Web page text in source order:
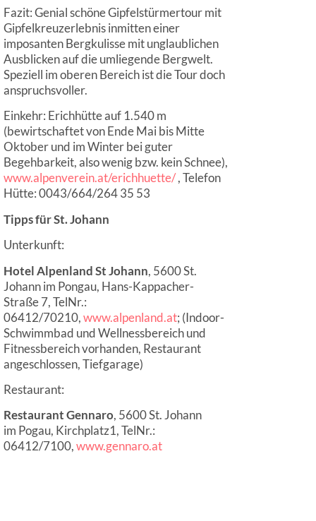
Fazit: Genial schöne Gipfelstürmertour mit
Gipfelkreuzerlebnis inmitten einer
imposanten Bergkulisse mit unglaublichen
Ausblicken auf die umliegende Bergwelt.
Speziell im oberen Bereich ist die Tour doch
anspruchsvoller.
Einkehr: Erichhütte auf 1.540 m
(bewirtschaftet von Ende Mai bis Mitte
Oktober und im Winter bei guter
Begehbarkeit, also wenig bzw. kein Schnee),
www.alpenverein.at/erichhuette/, Telefon
Hütte: 0043/664/264 35 53
Tipps für St. Johann
Unterkunft:​
Hotel Alpenland St Johann, 5600 St.
Johann im Pongau, Hans-Kappacher-
Straße 7, TelNr.:
06412/70210,www.alpenland.at; (Indoor-
Schwimmbad und Wellnessbereich und
Fitnessbereich vorhanden, Restaurant
angeschlossen, Tiefgarage)
Restaurant:
Restaurant Gennaro, 5600 St. Johann
im Pogau, Kirchplatz1, TelNr.:
06412/7100,www.gennaro.at